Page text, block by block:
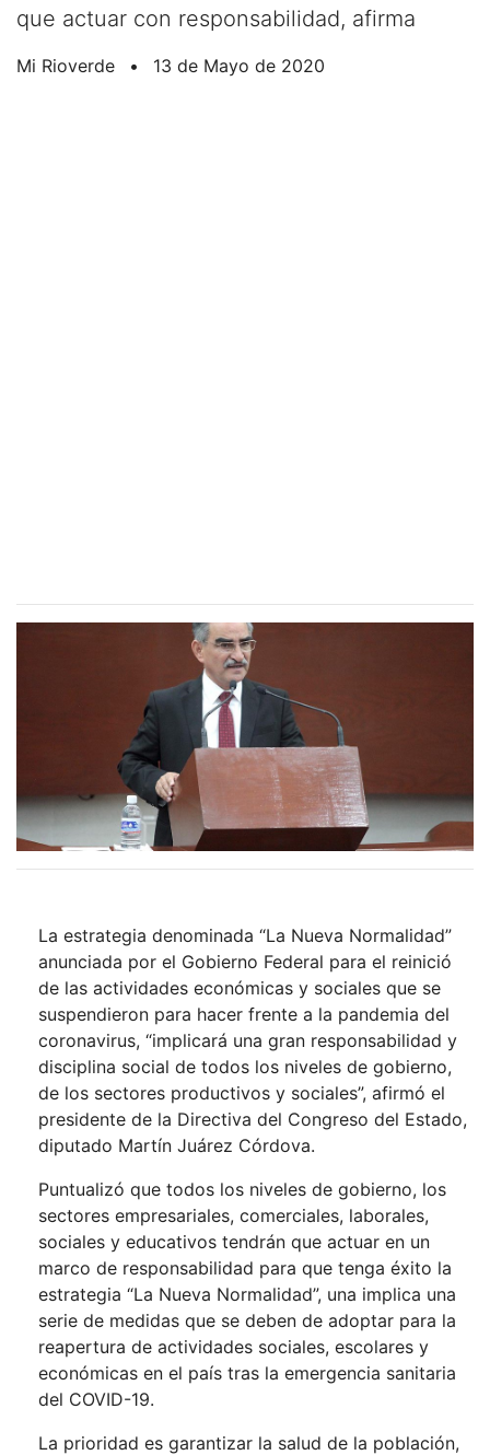
que actuar con responsabilidad, afirma
Mi Rioverde • 13 de Mayo de 2020
La estrategia denominada “La Nueva Normalidad”
anunciada por el Gobierno Federal para el reinició
de las actividades económicas y sociales que se
suspendieron para hacer frente a la pandemia del
coronavirus, “implicará una gran responsabilidad y
disciplina social de todos los niveles de gobierno,
de los sectores productivos y sociales”, afirmó el
presidente de la Directiva del Congreso del Estado,
diputado Martín Juárez Córdova.
Puntualizó que todos los niveles de gobierno, los
sectores empresariales, comerciales, laborales,
sociales y educativos tendrán que actuar en un
marco de responsabilidad para que tenga éxito la
estrategia “La Nueva Normalidad”, una implica una
serie de medidas que se deben de adoptar para la
reapertura de actividades sociales, escolares y
económicas en el país tras la emergencia sanitaria
del COVID-19.
La prioridad es garantizar la salud de la población,